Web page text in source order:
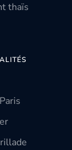
thaïs